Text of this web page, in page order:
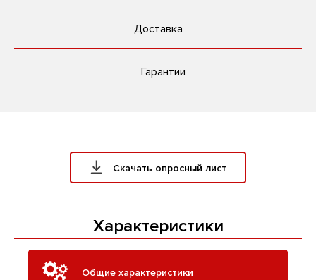
Доставка
Гарантии
Скачать опросный лист
Характеристики
Общие характеристики